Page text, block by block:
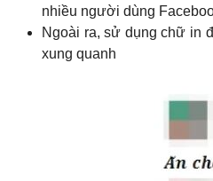
nhiều người dùng
Ngoài ra, sử dụng chữ in
xung quanh